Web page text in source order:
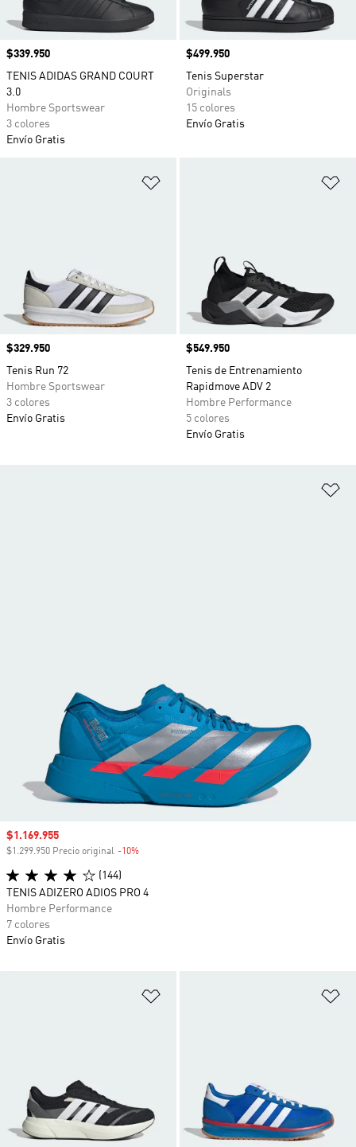
Precio
$339.950
TENIS ADIDAS GRAND COURT
3.0
Hombre Sportswear
3 colores
Envío Gratis
Precio
$499.950
Tenis Superstar
Originals
15 colores
Envío Gratis
Precio
$329.950
Tenis Run 72
Hombre Sportswear
3 colores
Envío Gratis
Precio
$549.950
Tenis de Entrenamiento
Rapidmove ADV 2
Hombre Performance
5 colores
Envío Gratis
Precio de venta
$1.169.955
$1.299.950 Precio original -10%
(144)
TENIS ADIZERO ADIOS PRO 4
Hombre Performance
7 colores
Envío Gratis